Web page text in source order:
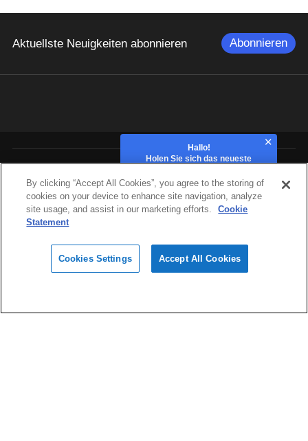
Aktuellste Neuigkeiten abonnieren Abonnieren
Hardware
Materialien
Hallo!
Holen Sie sich das neueste
By clicking “Accept All Cookies”, you agree to the storing of
cookies on your device to enhance site navigation, analyze
site usage, and assist in our marketing efforts.
Cookie
Statement
Cookies Settings Accept All Cookies